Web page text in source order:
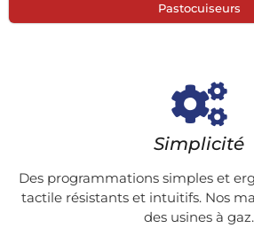
Pastocuiseurs
Simplicité
Des programmations simples et
tactile résistants et intuitifs. Nos
des usines à gaz.